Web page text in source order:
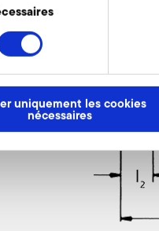
uniquement les cookies
nécessaires